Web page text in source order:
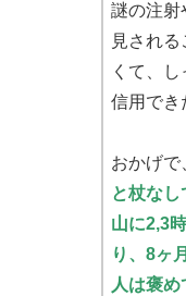
謎の注射
見され
くて、
信用でき
おかげで
と杖な
山に2,3
り、8ヶ
人は褒